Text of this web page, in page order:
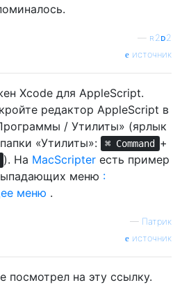
ʀ2ᴅ2
источник
Xcode для AppleScript.
редактор AppleScript в
/ Утилиты» (ярлык
«Утилиты»:
⌘ Command +
). На MacScripterесть пример
меню :
меню .
— Патрик
источник
посмотрел на эту ссылку.